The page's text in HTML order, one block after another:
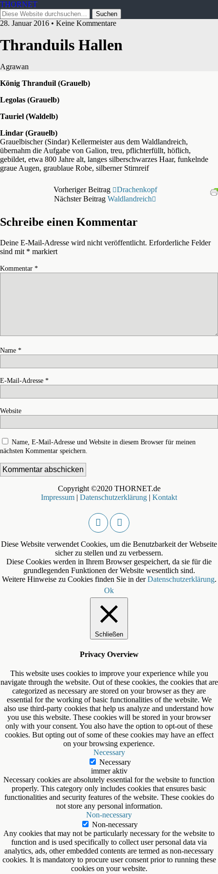
THORNET
28. Januar 2016 • Keine Kommentare
Thranduils Hallen
Agrawan
König Thranduil (Grauelb)
Legolas (Grauelb)
Tauriel (Waldelb)
Lindar (Grauelb)
Grauelbischer (Sindar) Kellermeister aus dem Waldlandreich,
übernahm die Aufgabe von Galion, treu, pflichterfüllt, höflich,
gebildet, etwa 800 Jahre alt, langes silberschwarzes Haar, funkelnde
graue Augen, graublaue Robe, silberner Stirnreif
Vorheriger Beitrag
Drachenkopf
Nächster Beitrag Waldlandreich
Schreibe einen Kommentar
Deine E-Mail-Adresse wird nicht veröffentlicht. Erforderliche Felder
sind mit * markiert
Kommentar *
Name *
E-Mail-Adresse *
Website
Name, E-Mail-Adresse und Website in diesem Browser für meinen
nächsten Kommentar speichern.
Copyright ©2020 THORNET.de
Impressum | Datenschutzerklärung | Kontakt
Diese Website verwendet Cookies, um die Benutzbarkeit der Webseite
sicher zu stellen und zu verbessern.
Diese Cookies werden in Ihrem Browser gespeichert, da sie für die
grundlegenden Funktionen der Website wesentlich sind.
Weitere Hinweise zu Cookies finden Sie in derDatenschutzerklärung.
Ok
Schließen
Privacy Overview
This website uses cookies to improve your experience while you
navigate through the website. Out of these cookies, the cookies that are
categorized as necessary are stored on your browser as they are
essential for the working of basic functionalities of the website. We
also use third-party cookies that help us analyze and understand how
you use this website. These cookies will be stored in your browser
only with your consent. You also have the option to opt-out of these
cookies. But opting out of some of these cookies may have an effect
on your browsing experience.
Necessary
Necessary
immer aktiv
Necessary cookies are absolutely essential for the website to function
properly. This category only includes cookies that ensures basic
functionalities and security features of the website. These cookies do
not store any personal information.
Non-necessary
Non-necessary
Any cookies that may not be particularly necessary for the website to
function and is used specifically to collect user personal data via
analytics, ads, other embedded contents are termed as non-necessary
cookies. It is mandatory to procure user consent prior to running these
cookies on your website.